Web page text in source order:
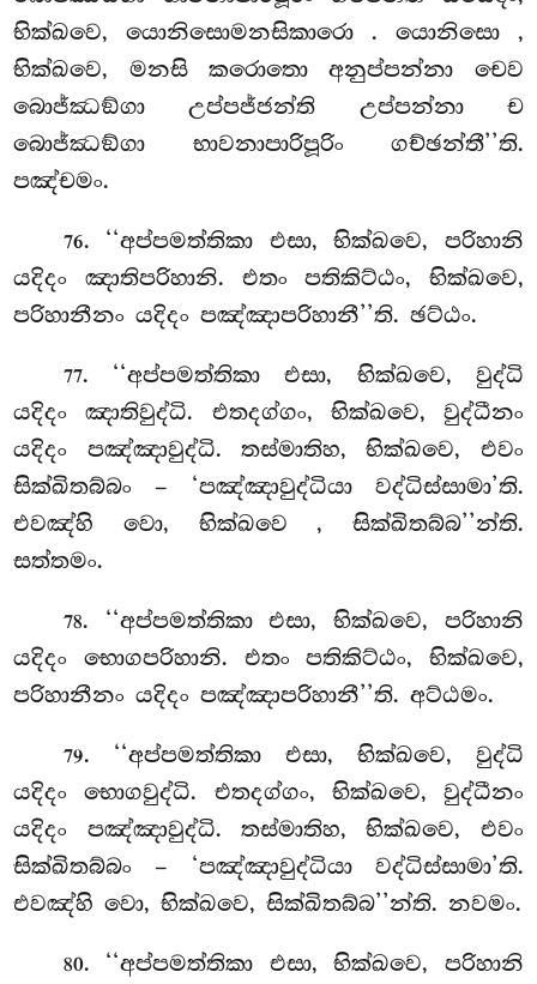
භික්ඛවෙ, යොනිසොමනසිකාරො . යොනිසො ,
භික්ඛවෙ, මනසි කරොතො අනුප්පන්නා චෙව
බොජ්ඣඞ්ගා උප්පජ්ජන්ති උප්පන්නා ච
බොජ්ඣඞ්ගා භාවනාපාරිපූරිං ගච්ඡන්තී’’ති.
පඤ්චමං.
76. ‘‘අප්පමත්තිකා එසා, භික්ඛවෙ, පරිහානි
යදිදං ඤාතිපරිහානි. එතං පතිකිට්ඨං, භික්ඛවෙ,
පරිහානීනං යදිදං පඤ්ඤාපරිහානී’’ති. ඡට්ඨං.
77. ‘‘අප්පමත්තිකා එසා, භික්ඛවෙ, වුද්ධි
යදිදං ඤාතිවුද්ධි. එතදග්ගං, භික්ඛවෙ, වුද්ධීනං
යදිදං පඤ්ඤාවුද්ධි. තස්මාතිහ, භික්ඛවෙ, එවං
සික්ඛිතබ්බං – ‘පඤ්ඤාවුද්ධියා වද්ධිස්සාමා’ති.
එවඤ්හි වො, භික්ඛවෙ, සික්ඛිතබ්බ’’න්ති.
සත්තමං.
78. ‘‘අප්පමත්තිකා එසා, භික්ඛවෙ, පරිහානි
යදිදං භොගපරිහානි. එතං පතිකිට්ඨං, භික්ඛවෙ,
පරිහානීනං යදිදං පඤ්ඤාපරිහානී’’ති. අට්ඨමං.
79. ‘‘අප්පමත්තිකා එසා, භික්ඛවෙ, වුද්ධි
යදිදං භොගවුද්ධි. එතදග්ගං, භික්ඛවෙ, වුද්ධීනං
යදිදං පඤ්ඤාවුද්ධි. තස්මාතිහ, භික්ඛවෙ, එවං
සික්ඛිතබ්බං – ‘පඤ්ඤාවුද්ධියා වද්ධිස්සාමා’ති.
එවඤ්හි වො, භික්ඛවෙ, සික්ඛිතබ්බ’’න්ති. නවමං.
80. ‘‘අප්පමත්තිකා එසා, භික්ඛවෙ, පරිහානි